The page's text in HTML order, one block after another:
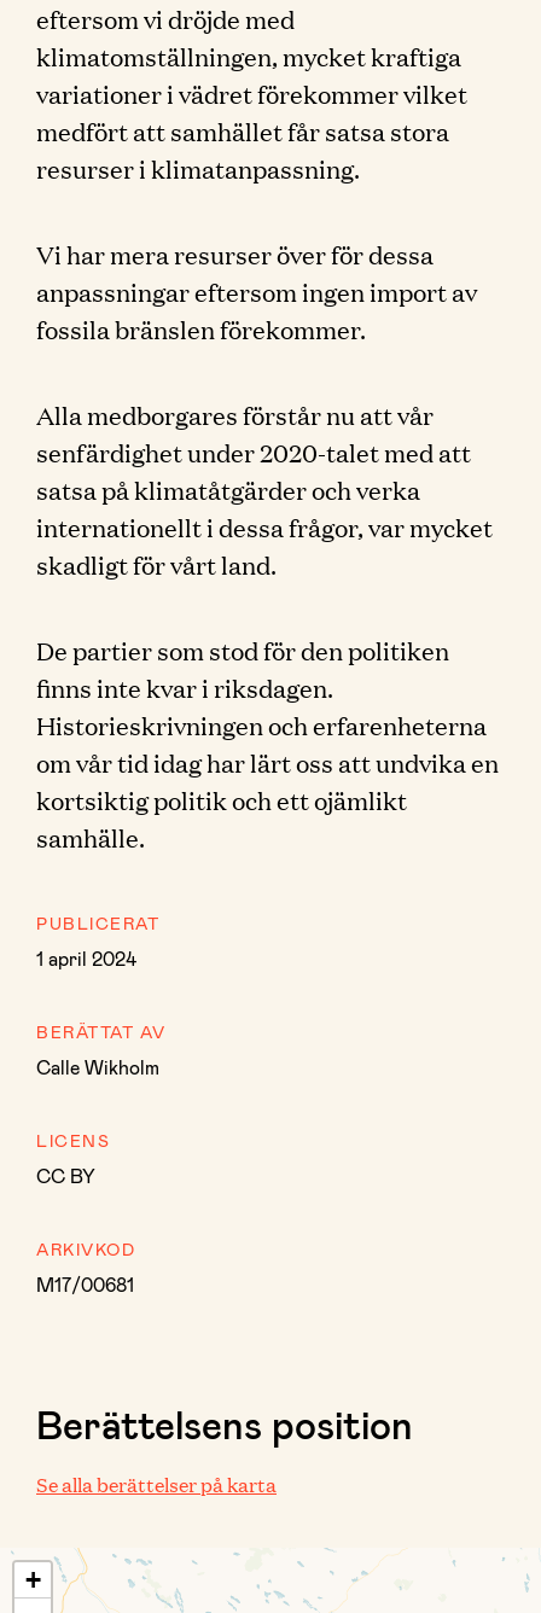
eftersom vi dröjde med
klimatomställningen, mycket kraftiga
variationer i vädret förekommer vilket
medfört att samhället får satsa stora
resurser i klimatanpassning.
Vi har mera resurser över för dessa
anpassningar eftersom ingen import av
fossila bränslen förekommer.
Alla medborgares förstår nu att vår
senfärdighet under 2020-talet med att
satsa på klimatåtgärder och verka
internationellt i dessa frågor, var mycket
skadligt för vårt land.
De partier som stod för den politiken
finns inte kvar i riksdagen.
Historieskrivningen och erfarenheterna
om vår tid idag har lärt oss att undvika en
kortsiktig politik och ett ojämlikt
samhälle.
PUBLICERAT
1 april 2024
BERÄTTAT AV
Calle Wikholm
LICENS
CC BY
ARKIVKOD
M17/00681
Berättelsens position
Se alla berättelser på karta
+